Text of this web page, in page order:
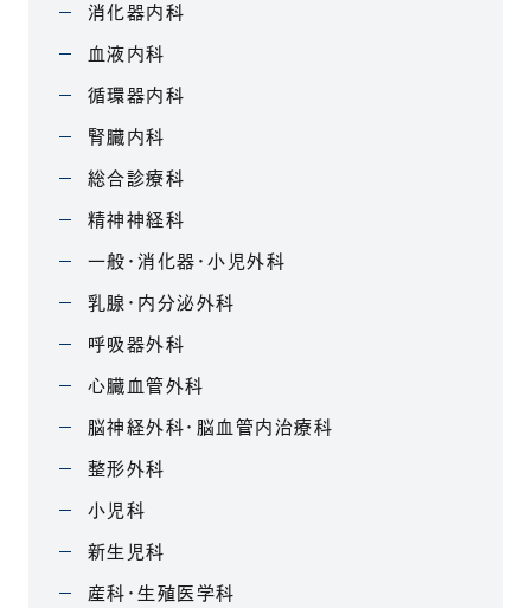
消化器内科
血液内科
循環器内科
腎臓内科
総合診療科
精神神経科
一般・消化器・小児外科
乳腺・内分泌外科
呼吸器外科
心臓血管外科
脳神経外科・脳血管内治療科
整形外科
小児科
新生児科
産科・生殖医学科